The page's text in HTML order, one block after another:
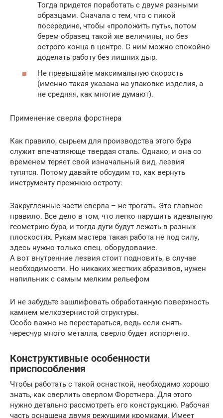
Тогда придется поработать с двумя разными
образцами. Сначала с тем, что с пикой
посередине, чтобы «проложить путь», потом
берем образец такой же величины, но без
острого конца в центре. С ним можно спокойно
доделать работу без лишних дыр.
Не превышайте максимальную скорость
(именно такая указана на упаковке изделия, а
не средняя, как многие думают).
Применение сверла форстнера
Как правило, сырьем для производства этого бура
служит впечатляюще твердая сталь. Однако, и она со
временем теряет свой изначальный вид, лезвия
тупятся. Потому давайте обсудим то, как вернуть
инструменту прежнюю остроту:
Закругленные части сверла – не трогать. Это главное
правило. Все дело в том, что легко нарушить идеальную
геометрию бура, и тогда дуги будут лежать в разных
плоскостях. Рукам мастера такая работа не под силу,
здесь нужно только спец. оборудование.
А вот внутренние лезвия стоит подновить, в случае
необходимости. Но никаких жестких абразивов, нужен
напильник с самым мелким рельефом
И не забудьте зашлифовать обработанную поверхность
камнем мелкозернистой структуры.
Особо важно не перестараться, ведь если снять
чересчур много металла, сверло будет испорчено.
Конструктивные особенности
приспособления
Чтобы работать с такой оснасткой, необходимо хорошо
знать, как сверлить сверлом Форстнера. Для этого
нужно детально рассмотреть его конструкцию. Рабочая
часть оснащена двумя режущими кромками. Имеет